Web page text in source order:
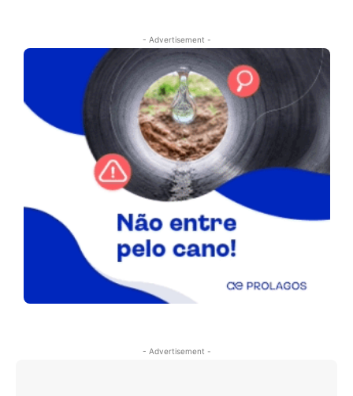
- Advertisement -
- Advertisement -